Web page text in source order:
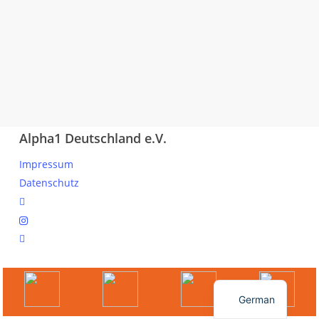
Alpha1 Deutschland e.V.
Impressum
Datenschutz
linkedin
instagram
spotify
© 2026 Ihr Online Portal für Mitglieder und Interessierte.
German
English